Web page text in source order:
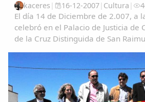
kaceres | 16-12-2007| Cultura |
El día 14 de Diciembre de 2.007, a
celebró en el Palacio de Justicia de
de la Cruz Distinguida de San
con motivo de la onomástica de